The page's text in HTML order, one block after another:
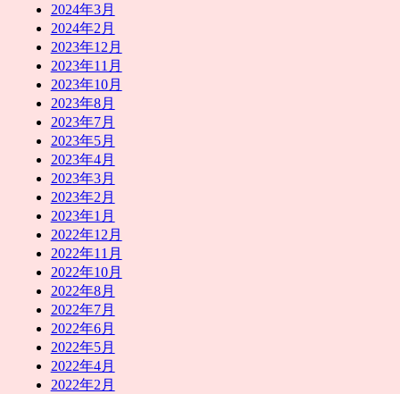
2024年3月
2024年2月
2023年12月
2023年11月
2023年10月
2023年8月
2023年7月
2023年5月
2023年4月
2023年3月
2023年2月
2023年1月
2022年12月
2022年11月
2022年10月
2022年8月
2022年7月
2022年6月
2022年5月
2022年4月
2022年2月